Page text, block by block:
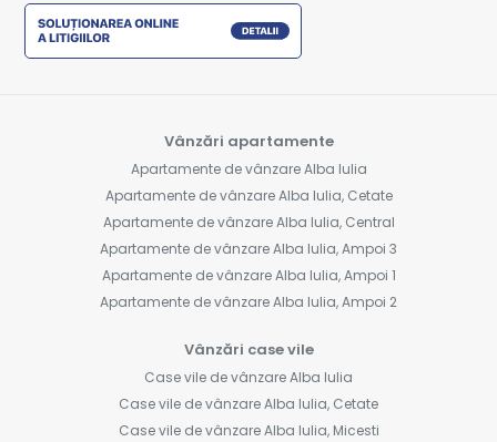
Vânzări apartamente
Apartamente de vânzare Alba Iulia
Apartamente de vânzare Alba Iulia, Cetate
Apartamente de vânzare Alba Iulia, Central
Apartamente de vânzare Alba Iulia, Ampoi 3
Apartamente de vânzare Alba Iulia, Ampoi 1
Apartamente de vânzare Alba Iulia, Ampoi 2
Vânzări case vile
Case vile de vânzare Alba Iulia
Case vile de vânzare Alba Iulia, Cetate
Case vile de vânzare Alba Iulia, Micesti